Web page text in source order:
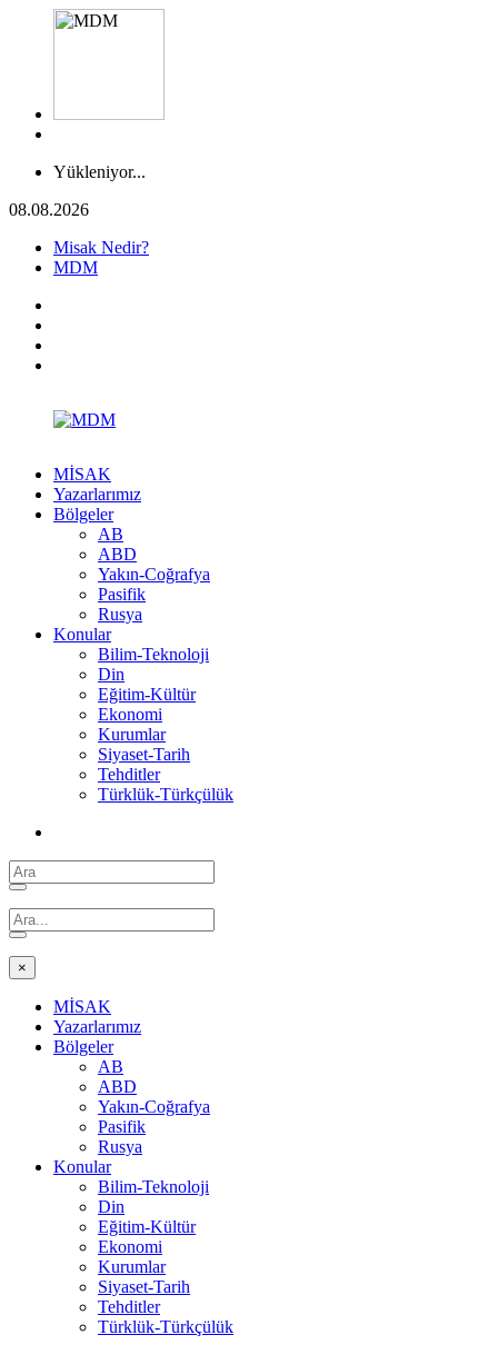
Yükleniyor...
08.08.2026
Misak Nedir?
MDM
MİSAK
Yazarlarımız
Bölgeler
AB
ABD
Yakın-Coğrafya
Pasifik
Rusya
Konular
Bilim-Teknoloji
Din
Eğitim-Kültür
Ekonomi
Kurumlar
Siyaset-Tarih
Tehditler
Türklük-Türkçülük
×
MİSAK
Yazarlarımız
Bölgeler
AB
ABD
Yakın-Coğrafya
Pasifik
Rusya
Konular
Bilim-Teknoloji
Din
Eğitim-Kültür
Ekonomi
Kurumlar
Siyaset-Tarih
Tehditler
Türklük-Türkçülük